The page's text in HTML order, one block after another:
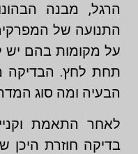
הרגל, מבנה
התנועה של
על מקומות בהם יש
תחת לחץ. הבדיקה
הבעיה ומה סוג
לאחר התאמת
בדיקה חוזרת היכן